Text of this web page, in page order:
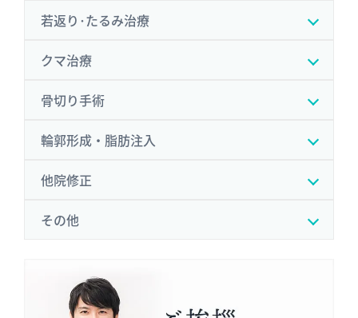
若返り･たるみ治療
クマ治療
骨切り手術
輪郭形成・脂肪注入
他院修正
その他